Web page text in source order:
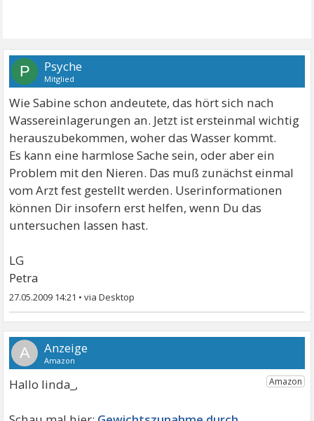
P Psyche
Mitglied
Wie Sabine schon andeutete, das hört sich nach
Wassereinlagerungen an. Jetzt ist ersteinmal wichtig
herauszubekommen, woher das Wasser kommt.
Es kann eine harmlose Sache sein, oder aber ein
Problem mit den Nieren. Das muß zunächst einmal
vom Arzt fest gestellt werden. Userinformationen
können Dir insofern erst helfen, wenn Du das
untersuchen lassen hast.
LG
Petra
27.05.2009 14:21 •
A
Hallo linda_,